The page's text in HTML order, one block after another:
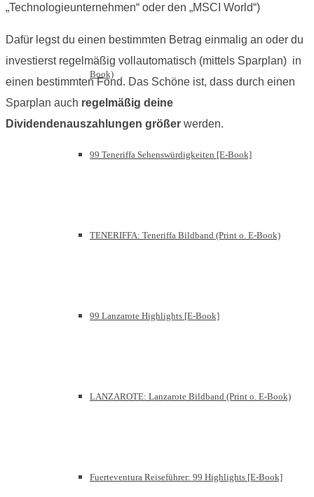
Book)
99 Teneriffa Sehenswürdigkeiten [E-Book]
TENERIFFA: Teneriffa Bildband (Print o. E-Book)
99 Lanzarote Highlights [E-Book]
LANZAROTE: Lanzarote Bildband (Print o. E-Book)
Fuerteventura Reiseführer: 99 Highlights [E-Book]
„Technologieunternehmen“ oder den „MSCI World“)
Dafür legst du einen bestimmten Betrag einmalig an oder du
investierst regelmäßig vollautomatisch (mittels Sparplan) in
einen bestimmten Fond. Das Schöne ist, dass durch einen
Sparplan auch regelmäßig deine
Dividendenauszahlungen größer werden.